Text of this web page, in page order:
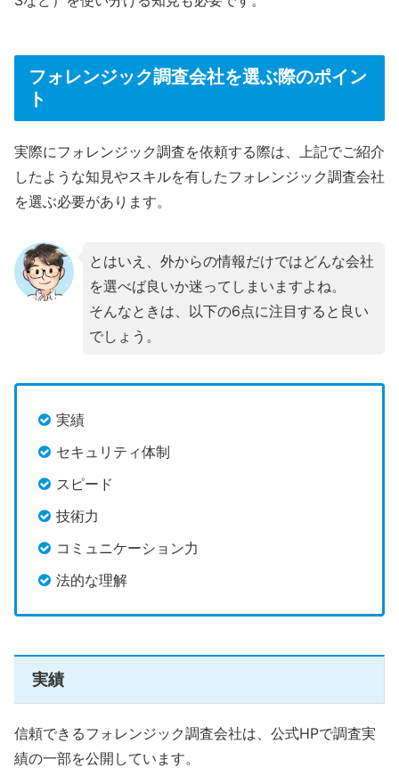
フォレンジック調査会社を選ぶ際のポイン
ト
実際にフォレンジック調査を依頼する際は、上記でご紹介
したような知見やスキルを有したフォレンジック調査会社
を選ぶ必要があります。
とはいえ、外からの情報だけではどんな会社
を選べば良いか迷ってしまいますよね。
そんなときは、以下の6点に注目すると良い
でしょう。
実績
セキュリティ体制
スピード
技術力
コミュニケーション力
法的な理解
実績
信頼できるフォレンジック調査会社は、公式HPで調査実
績の一部を公開しています。